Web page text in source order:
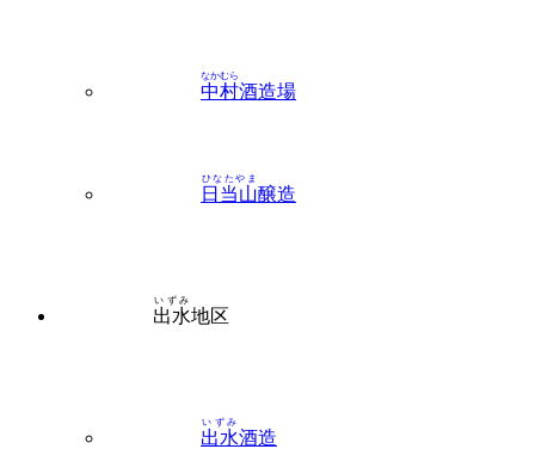
中村
なかむら
酒造場
日当山
ひなたやま
醸造
出水
いずみ
地区
出水
いずみ
酒造